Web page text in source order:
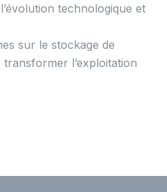
technologique et
sur le stockage de
transformer l’exploitation